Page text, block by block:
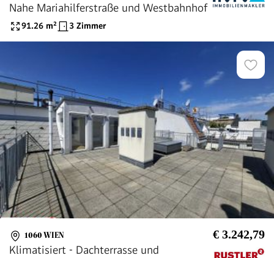
Nahe Mariahilferstraße und Westbahnhof
91.26 m² 3 Zimmer
1060 WIEN € 3.242,79
Klimatisiert - Dachterrasse und